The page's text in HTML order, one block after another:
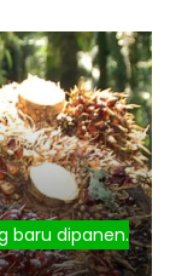
baru dipanen.